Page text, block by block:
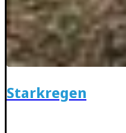
Starkregen